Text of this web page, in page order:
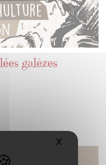
galèzes
X Masquer